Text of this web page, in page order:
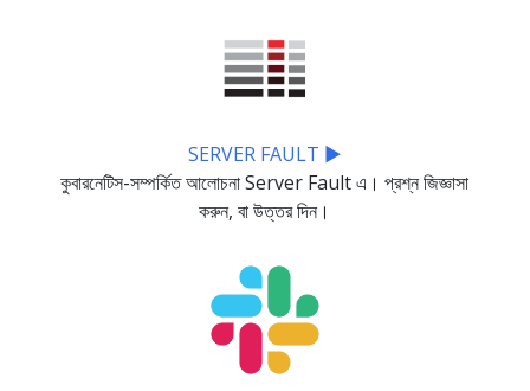
SERVER FAULT ▶
কুবারনেটিস-সম্পর্কিত আলোচনা Server Fault এ। প্রশ্ন জিজ্ঞাসা
করুন, বা উত্তর দিন।